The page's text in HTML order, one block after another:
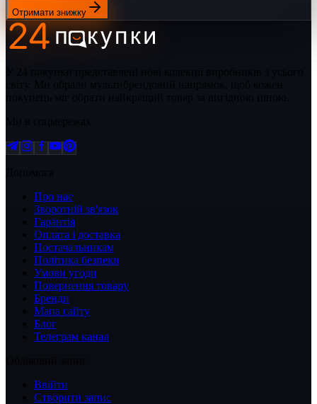
Отримати знижку
Про нас
Зворотній зв'язок
Гарантія
Оплата і доставка
Постачальникам
Політика безпеки
Умови угоди
Повернення товару
Бренди
Мапа сайту
Блог
Телеграм канал
Ввійти
Створити запис